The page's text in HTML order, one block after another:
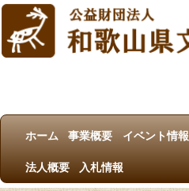
ホーム 事業概要 イベント情報
法人概要 入札情報